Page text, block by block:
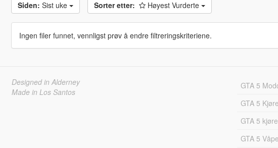
Siden: Sist uke Sorter etter: Høyest Vurderte
Ingen filer funnet, vennligst prøv å endre filtreringskriteriene.
Designed in Alderney
Made in Los Santos
GTA 5
GTA 5
GTA 5
GTA 5